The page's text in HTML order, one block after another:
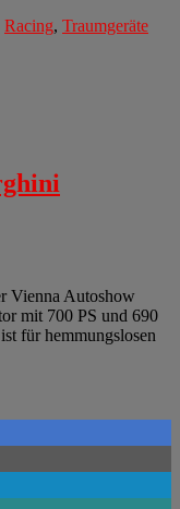
Racing, Traumgeräte
Vienna Autoshow
mit 700 PS und 690
für hemmungslosen